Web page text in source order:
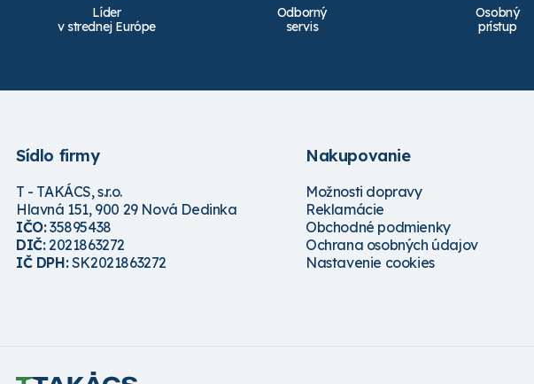
Líder
v strednej Európe
Odborný
servis
Osobný
prístup
Sídlo firmy
T - TAKÁCS, s.r.o.
Hlavná 151, 900 29 Nová Dedinka
IČO:35895438
DIČ:2021863272
IČ DPH:SK2021863272
Nakupovanie
Možnosti dopravy
Reklamácie
Obchodné podmienky
Ochrana osobných údajov
Nastavenie cookies